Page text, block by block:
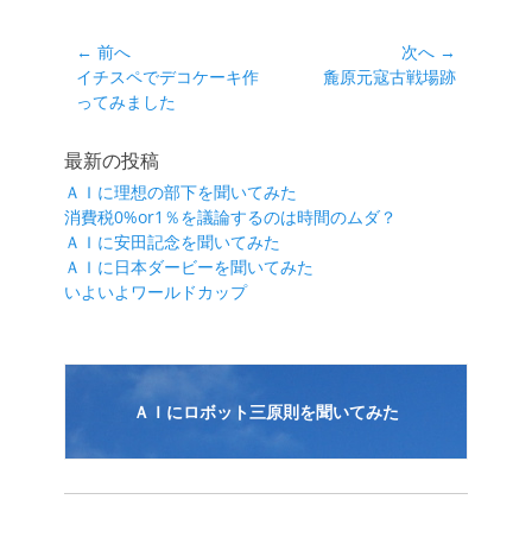
投
稿
ナ
ビ
ゲ
ー
シ
ョ
ン
← 前へ
前
の
稿:
イチスペでデコケーキ作
ってみました
次へ →
麁原元寇古戦場跡
最新の投稿
ＡＩに理想の部下を聞いてみた
消費税0%or1％を議論するのは時間のムダ？
ＡＩに安田記念を聞いてみた
ＡＩに日本ダービーを聞いてみた
いよいよワールドカップ
ＡＩにロボット三原則を聞いてみた